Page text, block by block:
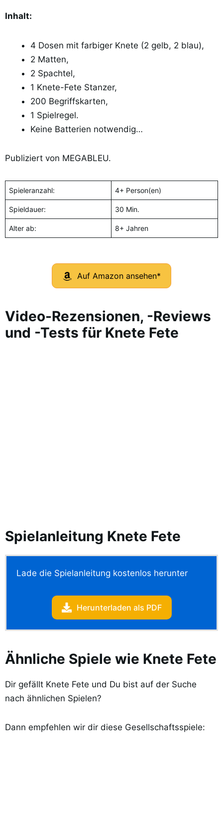
Inhalt:
4 Dosen mit farbiger Knete (2 gelb, 2 blau),
2 Matten,
2 Spachtel,
1 Knete-Fete Stanzer,
200 Begriffskarten,
1 Spielregel.
Keine Batterien notwendig…
Publiziert von MEGABLEU.
Spieleranzahl: 4+ Person(en)
Spieldauer: 30 Min.
Alter ab: 8+ Jahren
Auf Amazon ansehen*
Video-Rezensionen, -Reviews
und -Tests für Knete Fete
Spielanleitung Knete Fete
Lade die Spielanleitung kostenlos herunter
Herunterladen als PDF
Ähnliche Spiele wie Knete Fete
Dir gefällt Knete Fete und Du bist auf der Suche
nach ähnlichen Spielen?
Dann empfehlen wir dir diese Gesellschaftsspiele: